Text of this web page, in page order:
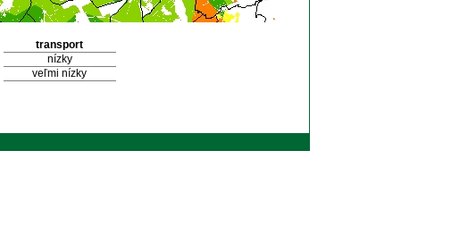
transport
nízky
veľmi nízky